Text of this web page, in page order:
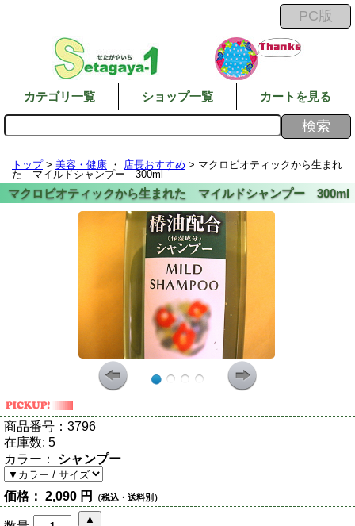
カテゴリ一覧 ショップ一覧 カートを見る
トップ> 美容・健康 ・ 店長おすすめ > マクロビオティックから生まれ
た マイルドシャンプー 300ml
商品番号： 3796
在庫数: 5
カラー： シャンプー
価格： 2,090 円 （税込・送料別）